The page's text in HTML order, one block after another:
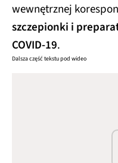
wewnętrznej
szczepionki i
COVID-19.
Dalsza część tekstu pod wideo